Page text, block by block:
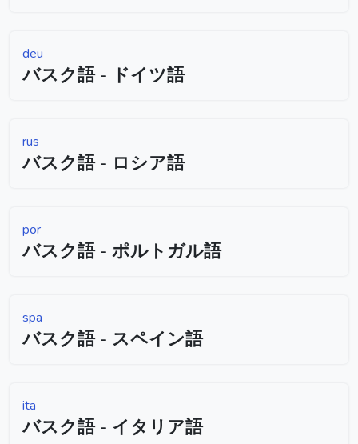
deu
バスク語 - ドイツ語
rus
バスク語 - ロシア語
por
バスク語 - ポルトガル語
spa
バスク語 - スペイン語
ita
バスク語 - イタリア語